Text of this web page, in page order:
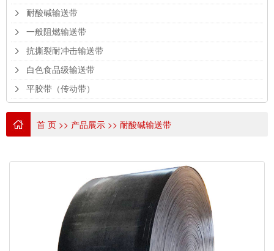
耐酸碱输送带
一般阻燃输送带
抗撕裂耐冲击输送带
白色食品级输送带
平胶带（传动带）
首 页 >> 产品展示 >> 耐酸碱输送带